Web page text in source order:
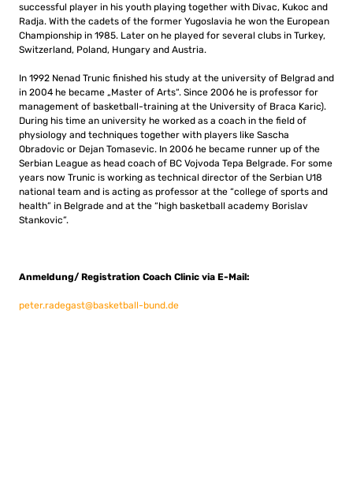
successful player in his youth playing together with Divac, Kukoc and
Radja. With the cadets of the former Yugoslavia he won the European
Championship in 1985. Later on he played for several clubs in Turkey,
Switzerland, Poland, Hungary and Austria.
In 1992 Nenad Trunic finished his study at the university of Belgrad and
in 2004 he became „Master of Arts“. Since 2006 he is professor for
management of basketball-training at the University of Braca Karic).
During his time an university he worked as a coach in the field of
physiology and techniques together with players like Sascha
Obradovic or Dejan Tomasevic. In 2006 he became runner up of the
Serbian League as head coach of BC Vojvoda Tepa Belgrade. For some
years now Trunic is working as technical director of the Serbian U18
national team and is acting as professor at the “college of sports and
health” in Belgrade and at the “high basketball academy Borislav
Stankovic”.
Anmeldung/ Registration Coach Clinic via E-Mail:
peter.radegast@basketball-bund.de